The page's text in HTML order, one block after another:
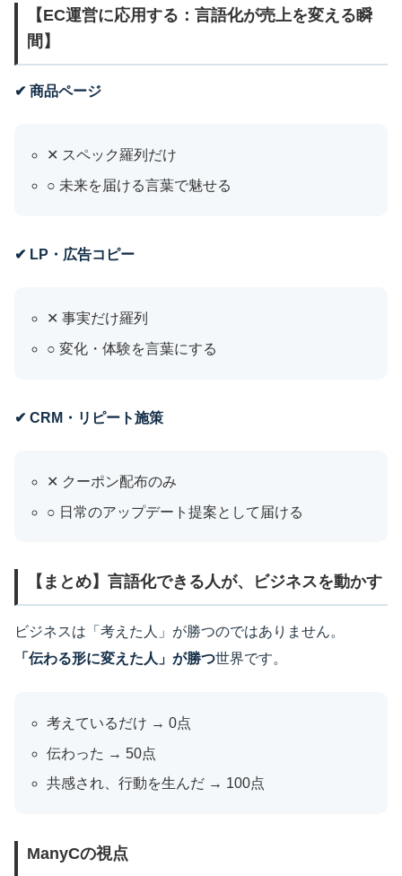
【EC運営に応用する：言語化が売上を変える瞬
間】
✔ 商品ページ
✕ スペック羅列だけ
○ 未来を届ける言葉で魅せる
✔ LP・広告コピー
✕ 事実だけ羅列
○ 変化・体験を言葉にする
✔ CRM・リピート施策
✕ クーポン配布のみ
○ 日常のアップデート提案として届ける
【まとめ】言語化できる人が、ビジネスを動かす
ビジネスは「考えた人」が勝つのではありません。
「伝わる形に変えた人」が勝つ世界です。
考えているだけ → 0点
伝わった → 50点
共感され、行動を生んだ → 100点
ManyCの視点